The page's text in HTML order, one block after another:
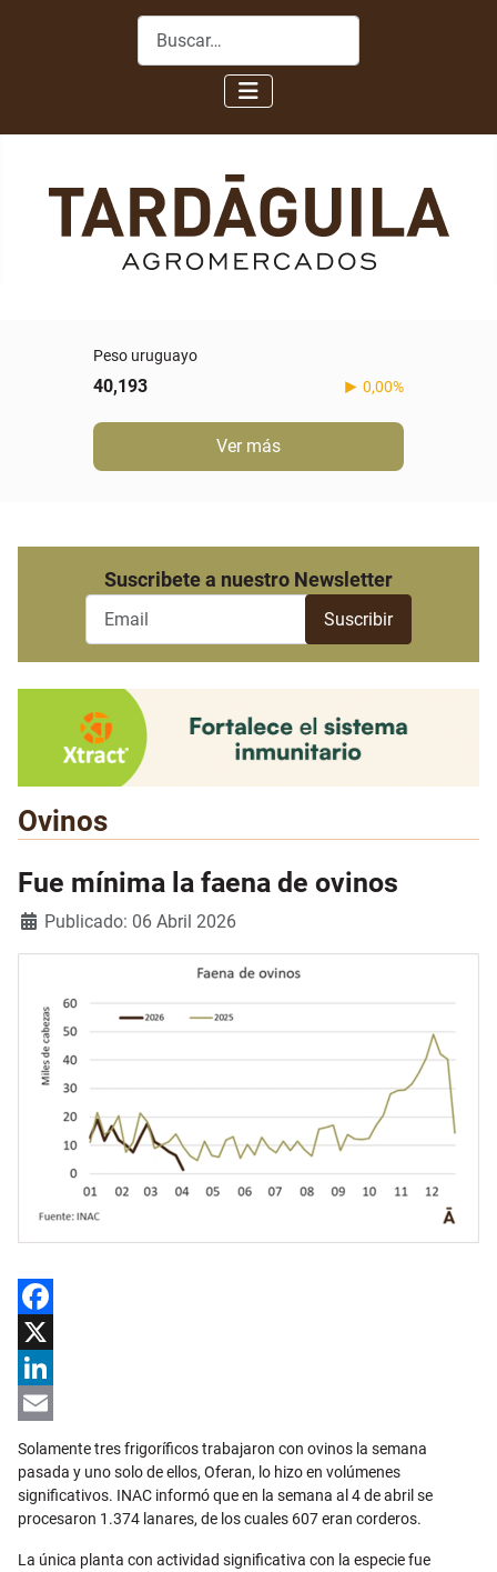
Buscar
Peso uruguayo
40,193 0,00%
Ver más
Suscribete a nuestro Newsletter
Ovinos
Fue mínima la faena de ovinos
Detalles
Publicado: 06 Abril 2026
Facebook
X
LinkedIn
Email
Solamente tres frigoríficos trabajaron con ovinos la semana
pasada y uno solo de ellos, Oferan, lo hizo en volúmenes
significativos. INAC informó que en la semana al 4 de abril se
procesaron 1.374 lanares, de los cuales 607 eran corderos.
La única planta con actividad significativa con la especie fue